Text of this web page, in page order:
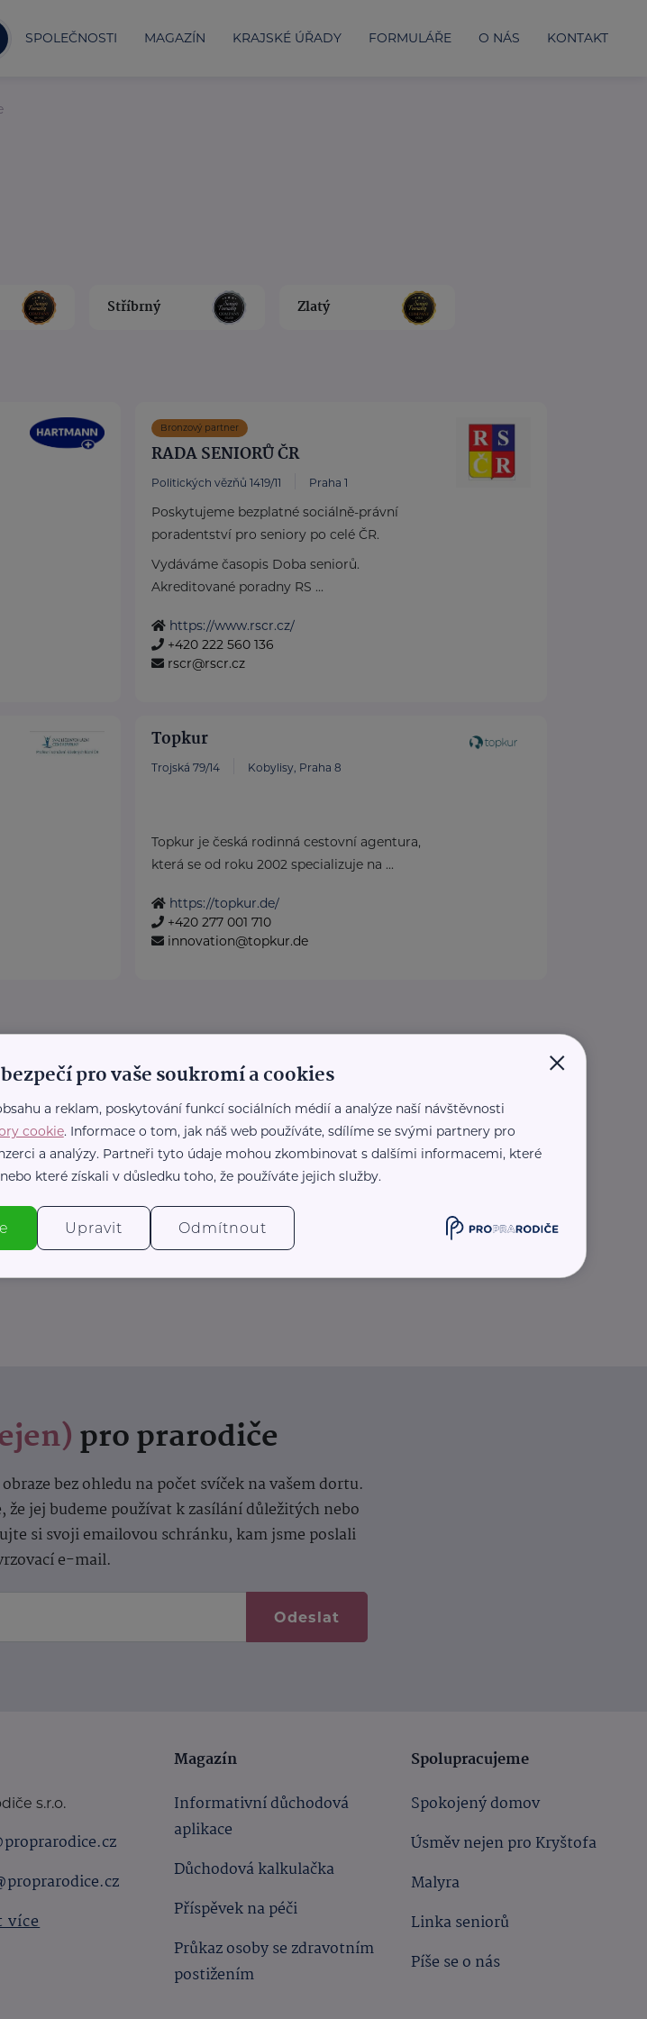
SPOLEČNOSTI MAGAZÍN KRAJSKÉ ÚŘADY FORMULÁŘE O NÁS KONTAKT
Stříbrný Zlatý
Bronzový partner
RADA SENIORŮ ČR
Politických vězňů 1419/11 Praha 1
Poskytujeme bezplatné sociálně-právní
poradentství pro seniory po celé ČR.
Vydáváme časopis Doba seniorů.
Akreditované poradny RS ...
https://www.rscr.cz/
+420 222 560 136
rscr@rscr.cz
Topkur
Trojská 79/14 Kobylisy, Praha 8
Topkur je česká rodinná cestovní agentura,
která se od roku 2002 specializuje na ...
https://topkur.de/
+420 277 001 710
innovation@topkur.de
pro prarodiče
bez ohledu na počet svíček na vašem dortu.
jej budeme používat k zasílání důležitých nebo
si svoji emailovou schránku, kam jsme poslali
e-mail.
Odeslat
s.r.o.
více
Magazín
Informativní důchodová
aplikace
Důchodová kalkulačka
Příspěvek na péči
Průkaz osoby se zdravotním
postižením
Spolupracujeme
Spokojený domov
Úsměv nejen pro Kryštofa
Malyra
Linka seniorů
Píše se o nás
×
pro vaše soukromí a cookies
a reklam, poskytování funkcí sociálních médií a analýze naší návštěvnosti
cookie. Informace o tom, jak náš web používáte, sdílíme se svými partnery pro
a analýzy. Partneři tyto údaje mohou zkombinovat s dalšími informacemi, které
které získali v důsledku toho, že používáte jejich služby.
Upravit Odmítnout